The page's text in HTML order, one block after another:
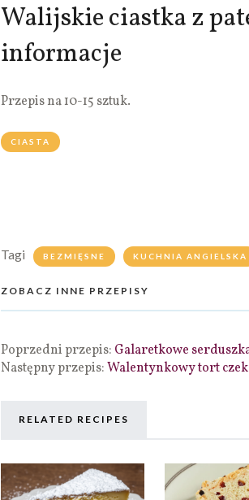
Walijskie ciastka z
informacje
Przepis na 10-15 sztuk.
CIASTA
Tagi BEZMIĘSNE KUCHNIA ANGIELSKA
ZOBACZ INNE PRZEPISY
Poprzedni przepis: Galaretkowe
Następny przepis:Walentynkowy tort
RELATED RECIPES